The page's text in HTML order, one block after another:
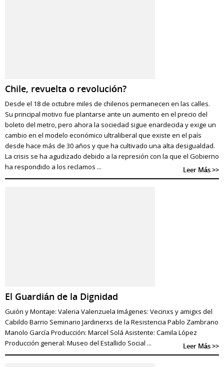
Chile, revuelta o revolución?
Desde el 18 de octubre miles de chilenos permanecen en las calles.
Su principal motivo fue plantarse ante un aumento en el precio del
boleto del metro, pero ahora la sociedad sigue enardecida y exige un
cambio en el modelo económico ultraliberal que existe en el país
desde hace más de 30 años y que ha cultivado una alta desigualdad.
La crisis se ha agudizado debido a la represión con la que el Gobierno
ha respondido a los reclamos ...
Leer Más >>
El Guardián de la Dignidad
Guión y Montaje: Valeria Valenzuela Imágenes: Vecinxs y amigxs del
Cabildo Barrio Seminario Jardinerxs de la Resistencia Pablo Zambrano
Manolo García Producción: Marcel Solá Asistente: Camila López
Producción general: Museo del Estallido Social ...
Leer Más >>